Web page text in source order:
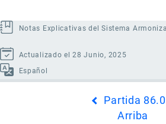
Notas Explicativas del Sistema
Actualizado el 28 Junio, 2025
Español
Partida
Arriba